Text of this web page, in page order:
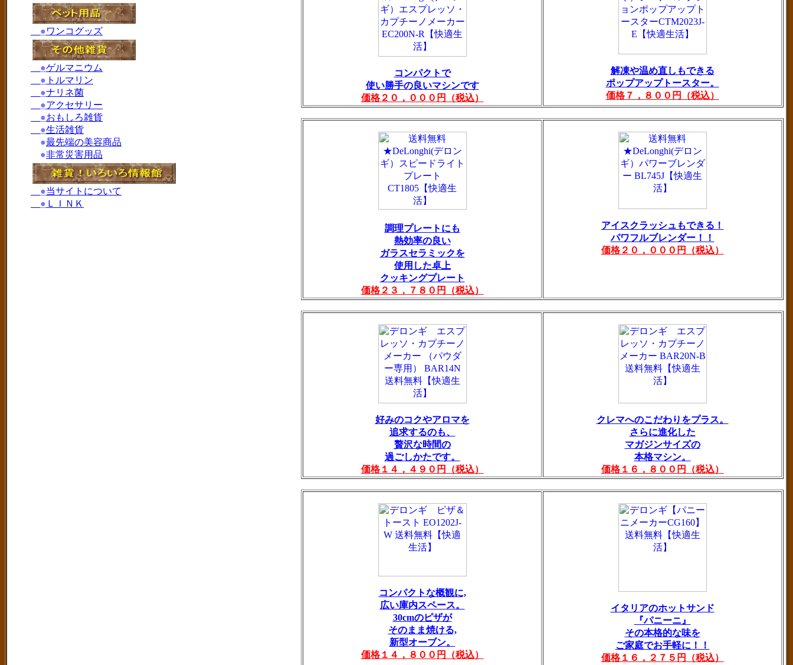
コンパクトで
使い勝手の良いマシンです
価格２０，０００円（税込）
解凍や温め直しもできる
ポップアップトースター。
価格７，８００円（税込）
調理プレートにも
熱効率の良い
ガラスセラミックを
使用した卓上
クッキングプレート
価格２３，７８０円（税込）
アイスクラッシュもできる！
パワフルブレンダー！！
価格２０，０００円（税込）
好みのコクやアロマを
追求するのも、
贅沢な時間の
過ごしかたです。
価格１４，４９０円（税込）
クレマへのこだわりをプラス。
さらに進化した
マガジンサイズの
本格マシン。
価格１６，８００円（税込）
コンパクトな概観に,
広い庫内スペース。
30cmのピザが
そのまま焼ける,
新型オーブン。
価格１４，８００円（税込）
イタリアのホットサンド
『パニーニ』
その本格的な味を
ご家庭でお手軽に！！
価格１６，２７５円（税込）
●ワンコグッズ
●ゲルマニウム
● トルマリン
●ナリネ菌
●アクセサリー
●おもしろ雑貨
●生活雑貨
●最先端の美容商品
●非常災害用品
●当サイトについて
● ＬＩＮＫ